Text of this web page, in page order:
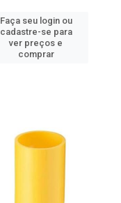
Faça seu login ou
cadastre-se para
ver preços e
comprar